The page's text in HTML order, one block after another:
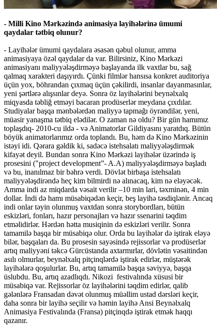
- Milli Kino Mərkəzində animasiya layihələrinə ümumi
qaydalar tətbiq olunur?
- Layihələr ümumi qaydalara əsasən qəbul olunur, amma
animasiyaya özəl qaydalar da var. Bilirsiniz, Kino Mərkəzi
animasiyanı maliyyələşdirməyə başlayanda ilk vaxtlar bu, sağ
qalmaq xarakteri daşıyırdı. Çünki filmlər hansısa konkret auditoriya
üçün yox, böhrandan çıxmaq üçün çəkilirdi, insanlar dayanmasınlar,
yeni şərtlərə alışsınlar deyə. Sonra öz layihələrini beynəlxalq
miqyasda təbliğ etməyi bacaran prodüserlər meydana çıxdılar.
Studiyalar başqa mənbələrdən maliyyə tapmağı öyrəndilər, yeni,
müasir yanaşma tətbiq elədilər. O zaman nə oldu? Bir gün hamımız
toplaşdıq- 2010-cu ildə - və Animatorlar Gildiyasını yaratdıq. Bütün
böyük animatorlarımız orda toplandı. Bu, həm də Kino Mərkəzinin
istəyi idi. Qərara gəldik ki, sadəcə istehsalatı maliyyələşdirmək
kifayət deyil. Bundan sonra Kino Mərkəzi layihələr üzərində iş
prosesini ("project development”- A.A) maliyyələşdirməyə başladı
və bu, inanılmaz bir bəhrə verdi. Dövlət birbaşa istehsalatı
maliyyələşdirəndə heç kim bilmirdi nə alınacaq, kim nə eləyəcək.
Amma indi az miqdarda vəsait verilir –10 min lari, təxminən, 4 min
dollar. İndi də hamı müsabiqədən keçir, beş layihə təsdiqlənir. Ancaq
indi onlar təyin olunmuş vaxtdan sonra storybordları, bütün
eskizləri, fonları, hazır personajları və hazır ssenarini təqdim
etməlidirlər. Hərdən hətta musiqinin də eskizləri verilir. Sonra
tamamilə başqa bir müsabiqə olur. Orda bu layihələr də iştirak eləyə
bilər, başqaları da. Bu prosesin sayəsində rejissorlar və prodüserlər
artıq maliyyəni təkcə Gürcüstanda axtarmırlar, dövlətin vəsaitindən
asılı olmurlar, beynəlxalq pitçinqlərdə iştirak edirlər, müştərək
layihələrə qoşulurlar. Bu, artıq tamamilə başqa səviyyə, başqa
üslubdu. Bu, artıq azadlıqdı. Nikozi festivalında xüsusi bir
müsabiqə var. Rejissorlar öz layihələrini təqdim edirlər, qalib
gələnlərə Fransadan dəvət olunmuş müəllim ustad dərsləri keçir,
daha sonra bir layihə seçilir və həmin layihə Ansi Beynəlxalq
Animasiya Festivalında (Fransa) pitçinqdə iştirak etmək haqqı
qazanır.